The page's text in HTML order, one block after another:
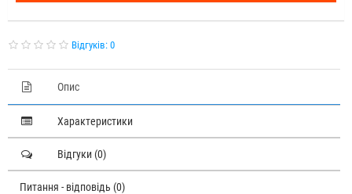
Відгуків: 0
Опис
Характеристики
Відгуки (0)
Питання - відповідь (0)